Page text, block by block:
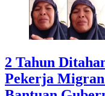
2 Tahun
Pekerja